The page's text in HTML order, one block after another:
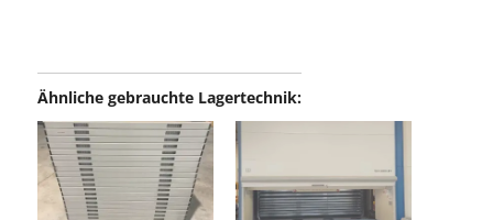
Ähnliche gebrauchte Lagertechnik: